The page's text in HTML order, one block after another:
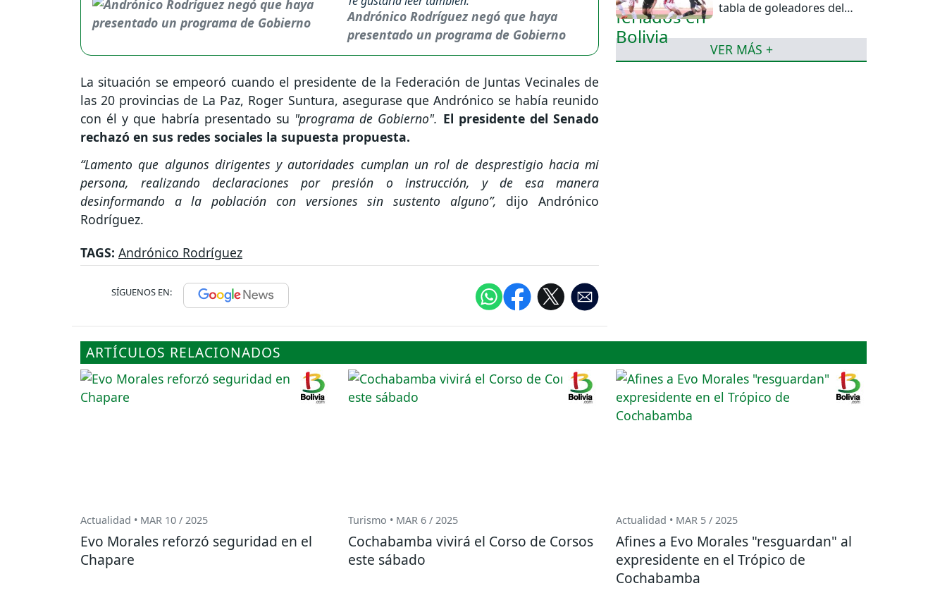
Andrónico Rodríguez negó que haya
presentado un programa de Gobierno
La situación se empeoró cuando el presidente de la Federación de Juntas Vecinales de
las 20 provincias de La Paz, Roger Suntura, asegurase que Andrónico se había reunido
con él y que habría presentado su "programa de Gobierno". El presidente del Senado
rechazó en sus redes sociales la supuesta propuesta.
“Lamento que algunos dirigentes y autoridades cumplan un rol de desprestigio hacia mi
persona, realizando declaraciones por presión o instrucción, y de esa manera
desinformando a la población con versiones sin sustento alguno”, dijo Andrónico
Rodríguez.
TAGS: Andrónico Rodríguez
SÍGUENOS EN:
tabla de goleadores del
VER MÁS +
ARTÍCULOS RELACIONADOS
Actualidad • MAR 10 / 2025
Evo Morales reforzó seguridad en el
Chapare
Turismo • MAR 6 / 2025
Cochabamba vivirá el Corso de Corsos
este sábado
Actualidad • MAR 5 / 2025
Afines a Evo Morales "resguardan" al
expresidente en el Trópico de
Cochabamba